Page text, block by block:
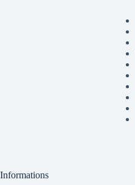
Informations